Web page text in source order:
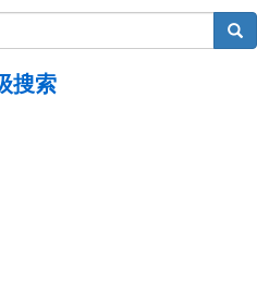
搜索
搜索